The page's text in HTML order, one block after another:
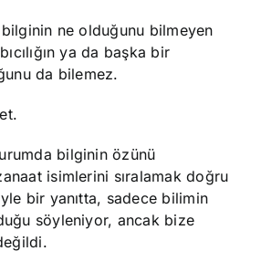
bilginin ne olduğunu bilmeyen
ya da başka bir
da bilemez.
bilginin özünü
isimlerini sıralamak doğru
bir yanıtta, sadece bilimin
söyleniyor, ancak bize